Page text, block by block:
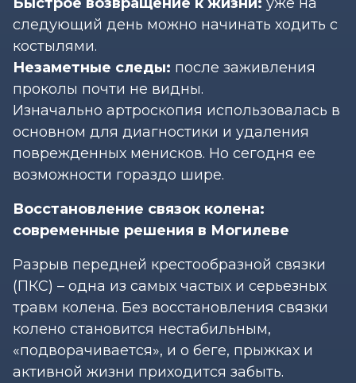
следующий день можно начинать ходить с
костылями.
Незаметные следы: после заживления
проколы почти не видны.
Изначально артроскопия использовалась в
основном для диагностики и удаления
поврежденных менисков. Но сегодня ее
возможности гораздо шире.
Восстановление связок колена:
современные решения в Могилеве
Разрыв передней крестообразной связки
(ПКС) – одна из самых частых и серьезных
травм колена. Без восстановления связки
колено становится нестабильным,
«подворачивается», и о беге, прыжках и
активной жизни приходится забыть.